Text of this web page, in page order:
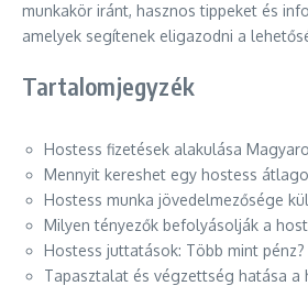
munkakör iránt, hasznos tippeket és
amelyek segítenek eligazodni a
Tartalomjegyzék
Hostess fizetések alakulása
Mennyit kereshet egy hostess
Hostess munka jövedelmezősége
Milyen tényezők befolyásolják a
Hostess juttatások: Több mint pénz?
Tapasztalat és végzettség hatása a